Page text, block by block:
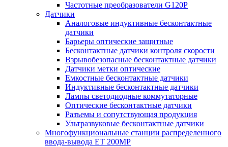
Частотные преобразователи G120P
Датчики
Аналоговые индуктивные бесконтактные
датчики
Барьеры оптические защитные
Бесконтактные датчики контроля скорости
Взрывобезопасные бесконтактные датчики
Датчики метки оптические
Емкостные бесконтактные датчики
Индуктивные бесконтактные датчики
Лампы светодиодные коммутаторные
Оптические бесконтактные датчики
Разъемы и сопутствующая продукция
Ультразвуковые бесконтактные датчики
Многофункциональные станции распределенного
ввода-вывода ET 200MP